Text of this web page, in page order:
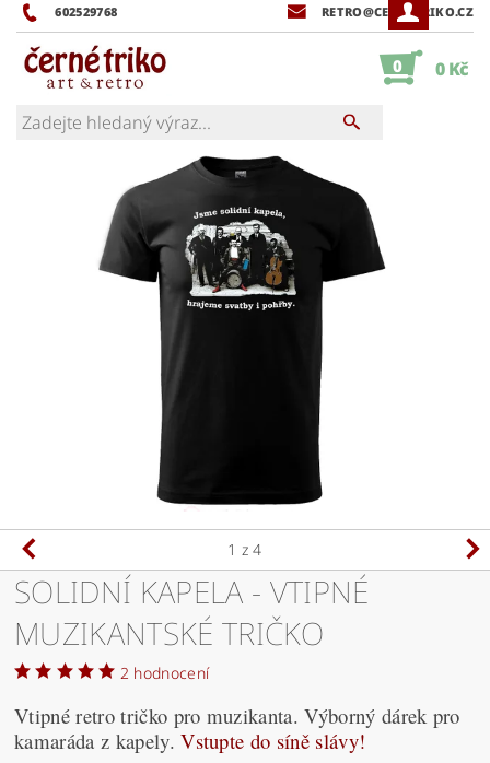
602529768 RETRO@CERNETRIKO.CZ
0 0 Kč
1 z 4
SOLIDNÍ KAPELA - VTIPNÉ
MUZIKANTSKÉ TRIČKO
2 hodnocení
Vtipné retro tričko pro muzikanta. Výborný dárek pro
kamaráda z kapely. Vstupte do síně slávy!